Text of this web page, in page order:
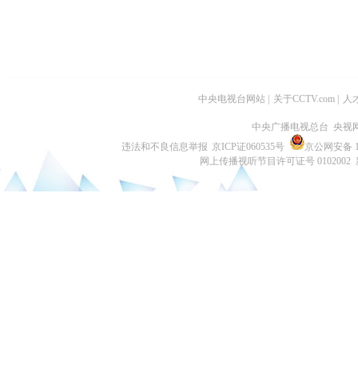
中央电视台网站 关于CCTV.com 人
中央广播电视总台 央视
违法和不良信息举报 京ICP证060535号
京公网安备
网上传播视听节目许可证号 0102002